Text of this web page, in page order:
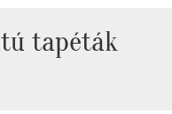
tapéták